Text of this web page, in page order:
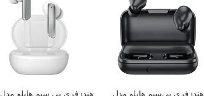
هندزفری بی‌سیم هایلو مدل
هندزفری بی سیم هایلو مدل W1